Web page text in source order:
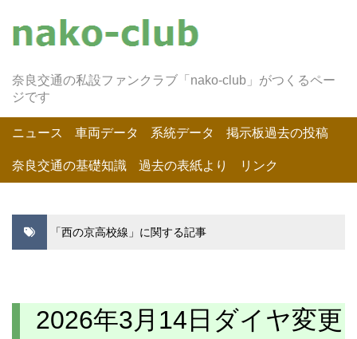
奈良交通の私設ファンクラブ「nako-club」がつくるペー
ジです
ニュース 車両データ 系統データ 掲示板過去の投稿
奈良交通の基礎知識 過去の表紙より リンク
「西の京高校線」に関する記事
2026年3月14日ダイヤ変更